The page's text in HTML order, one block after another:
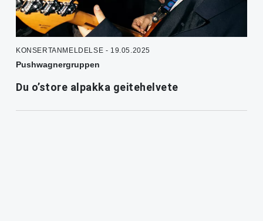
KONSERTANMELDELSE - 19.05.2025
Pushwagnergruppen
Du o’store alpakka geitehelvete